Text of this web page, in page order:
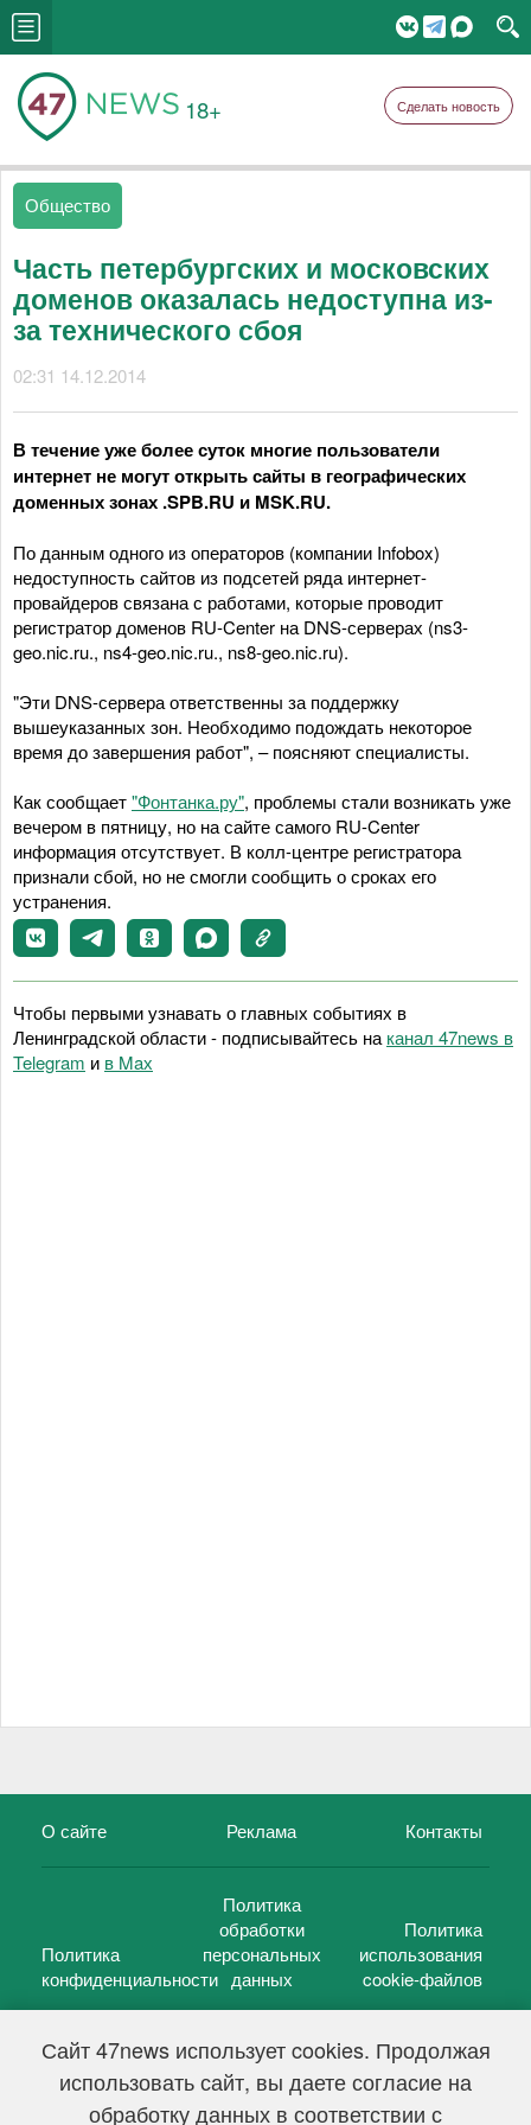
Сайт 47news использует cookies. Продолжая
использовать сайт, вы даете согласие на
обработку данных в соответствии с
18+ Сделать новость
Общество
Часть петербургских и московских
доменов оказалась недоступна из-
за технического сбоя
02:31 14.12.2014
В течение уже более суток многие пользователи
интернет не могут открыть сайты в географических
доменных зонах .SPB.RU и MSK.RU.
По данным одного из операторов (компании Infobox)
недоступность сайтов из подсетей ряда интернет-
провайдеров связана с работами, которые проводит
регистратор доменов RU-Center на DNS-серверах (ns3-
geo.nic.ru., ns4-geo.nic.ru., ns8-geo.nic.ru).
"Эти DNS-сервера ответственны за поддержку
вышеуказанных зон. Необходимо подождать некоторое
время до завершения работ", – поясняют специалисты.
Как сообщает"Фонтанка.ру", проблемы стали возникать уже
вечером в пятницу, но на сайте самого RU-Center
информация отсутствует. В колл-центре регистратора
признали сбой, но не смогли сообщить о сроках его
устранения.
Чтобы первыми узнавать о главных событиях в
Ленинградской области - подписывайтесь на канал 47news в
Telegram и в Maх
О сайте Реклама Контакты
Политика
конфиденциальности
Политика
обработки
персональных
данных
Политика
использования
cookie-файлов
47 новостей (47 news)2005 — 2026 г.
Свидетельство о регистрации СМИ Эл № ФС 77-39848, выдано